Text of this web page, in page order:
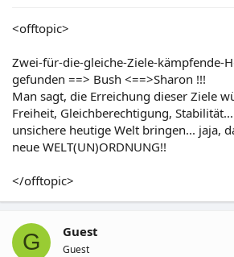
<offtopic>
Zwei-für-die-gleiche-Ziele-kämpfende-
gefunden ==> Bush <==>Sharon !!!
Man sagt, die Erreichung dieser Ziele
Freiheit, Gleichberechtigung,
unsichere heutige Welt bringen... jaja,
neue WELT(UN)ORDNUNG!!
</offtopic>
G Guest
Guest